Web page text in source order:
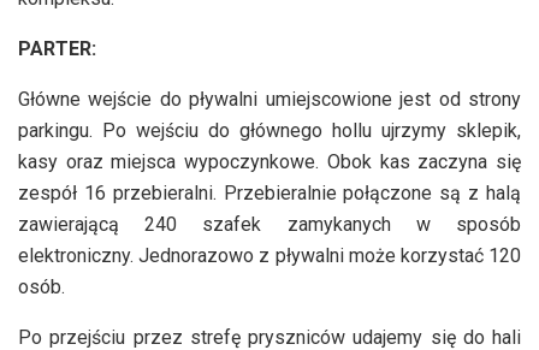
PARTER:
Główne wejście do pływalni umiejscowione jest od strony
parkingu. Po wejściu do głównego hollu ujrzymy sklepik,
kasy oraz miejsca wypoczynkowe. Obok kas zaczyna się
zespół 16 przebieralni. Przebieralnie połączone są z halą
zawierającą 240 szafek zamykanych w sposób
elektroniczny. Jednorazowo z pływalni może korzystać 120
osób.
Po przejściu przez strefę pryszniców udajemy się do hali